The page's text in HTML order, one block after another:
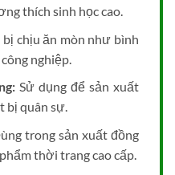
thích sinh học cao.
bị chịu ăn mòn như bình
nghiệp.
Sử dụng để sản xuất
bị quân sự.
trong sản xuất đồng
thời trang cao cấp.